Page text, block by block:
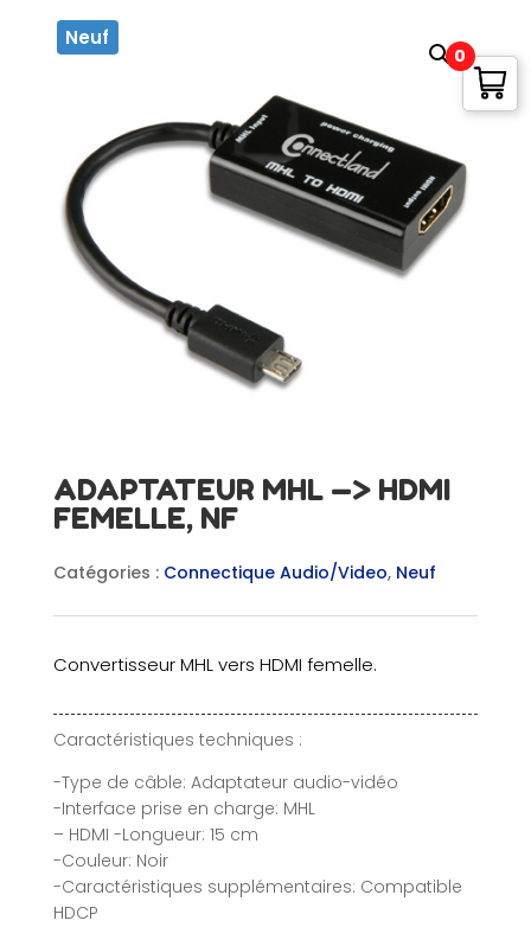
Neuf
ADAPTATEUR MHL —> HDMI
FEMELLE, NF
Catégories : Connectique Audio/Video, Neuf
Convertisseur MHL vers HDMI femelle.
Caractéristiques techniques :
-Type de câble: Adaptateur audio-vidéo
-Interface prise en charge: MHL
– HDMI -Longueur: 15 cm
-Couleur: Noir
-Caractéristiques supplémentaires: Compatible
HDCP
0